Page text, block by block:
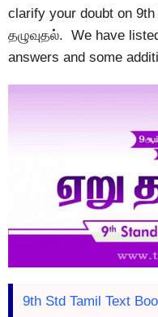
clarify your doubt on 9th
தழுவுதல். We have
answers and some
9th Std Tamil Text